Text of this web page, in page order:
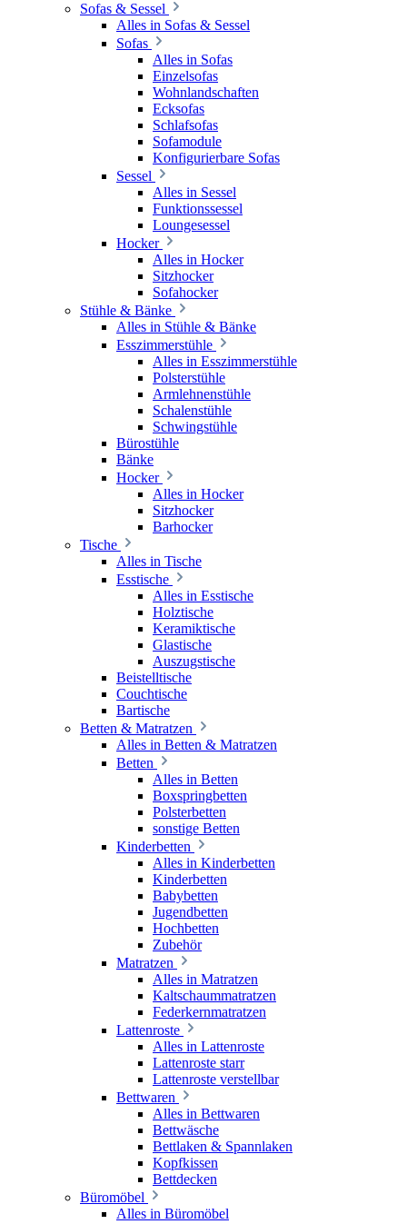
Sofas & Sessel
Alles in Sofas & Sessel
Sofas
Alles in Sofas
Einzelsofas
Wohnlandschaften
Ecksofas
Schlafsofas
Sofamodule
Konfigurierbare Sofas
Sessel
Alles in Sessel
Funktionssessel
Loungesessel
Hocker
Alles in Hocker
Sitzhocker
Sofahocker
Stühle & Bänke
Alles in Stühle & Bänke
Esszimmerstühle
Alles in Esszimmerstühle
Polsterstühle
Armlehnenstühle
Schalenstühle
Schwingstühle
Bürostühle
Bänke
Hocker
Alles in Hocker
Sitzhocker
Barhocker
Tische
Alles in Tische
Esstische
Alles in Esstische
Holztische
Keramiktische
Glastische
Auszugstische
Beistelltische
Couchtische
Bartische
Betten & Matratzen
Alles in Betten & Matratzen
Betten
Alles in Betten
Boxspringbetten
Polsterbetten
sonstige Betten
Kinderbetten
Alles in Kinderbetten
Kinderbetten
Babybetten
Jugendbetten
Hochbetten
Zubehör
Matratzen
Alles in Matratzen
Kaltschaummatratzen
Federkernmatratzen
Lattenroste
Alles in Lattenroste
Lattenroste starr
Lattenroste verstellbar
Bettwaren
Alles in Bettwaren
Bettwäsche
Bettlaken & Spannlaken
Kopfkissen
Bettdecken
Büromöbel
Alles in Büromöbel